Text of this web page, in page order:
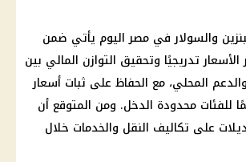
والسولار في مصر اليوم يأتي ضمن
تدريجيًا وتحقيق التوازن المالي بين
المحلي، مع الحفاظ على ثبات أسعار
للفئات محدودة الدخل. ومن المتوقع أن
على تكاليف النقل والخدمات خلال